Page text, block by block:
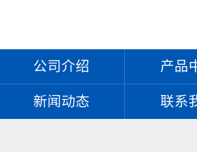
公司介绍 产品
新闻动态 联系